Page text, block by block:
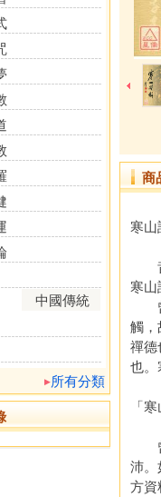
中國傳統
所有分類
商
寒
昔
寒
曾
觸，
禪德
也。
「
曾
沛。
方資